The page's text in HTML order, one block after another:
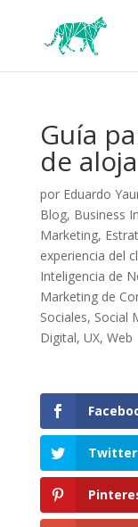
Guía
de
por Eduardo
Blog, Business
Marketing,
experiencia del
Inteligencia de
Marketing de
Sociales, Social
Digital, UX, Web
Twitter